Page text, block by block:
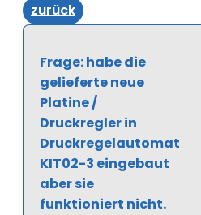
zurück
Frage: habe die
gelieferte neue
Platine /
Druckregler in
Druckregelautomat
KIT02-3 eingebaut
aber sie
funktioniert nicht.